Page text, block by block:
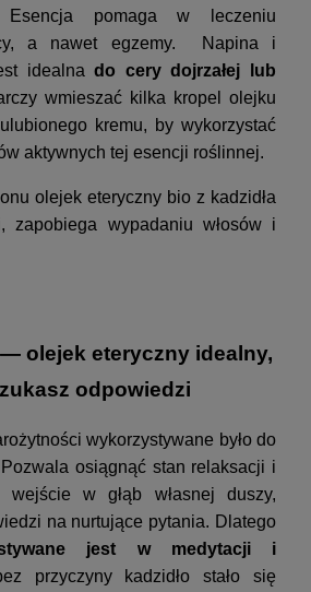
Esencja pomaga w leczeniu
a nawet egzemy. Napina i
idealnado cery dojrzałej lub
wmieszać kilka kropel olejku
kremu, by wykorzystać
aktywnych tej esencji roślinnej.
olejek eteryczny bio z kadzidła
zapobiega wypadaniu włosów i
olejek eteryczny idealny,
odpowiedzi
wykorzystywane było do
osiągnąć stan relaksacji i
wejście w głąb własnej duszy,
na nurtujące pytania. Dlatego
jest w medytacji i
przyczyny kadzidło stało się